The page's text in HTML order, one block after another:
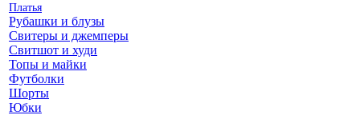
Платья
Рубашки и блузы
Свитеры и джемперы
Свитшот и худи
Топы и майки
Футболки
Шорты
Юбки